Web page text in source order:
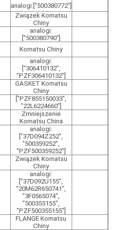
analogi:["500380772"]
Związek Komatsu
Chiny
analogi:
["500380790"]
Komatsu Chiny
analogi:
["306410132",
"PZF306410132"]
GASKET Komatsu
Chiny
["PZF855150033",
"22L6224660"]
Zmniejszenie
Komatsu China
analogi:
["37D094Z252",
"500359252",
"PZF500359252"]
Związek Komatsu
Chiny
analogi:
["37D092U155",
"20M62R650741",
"3F0565074",
"500355155",
"PZF500355155"]
FLANGE Komatsu
Chiny